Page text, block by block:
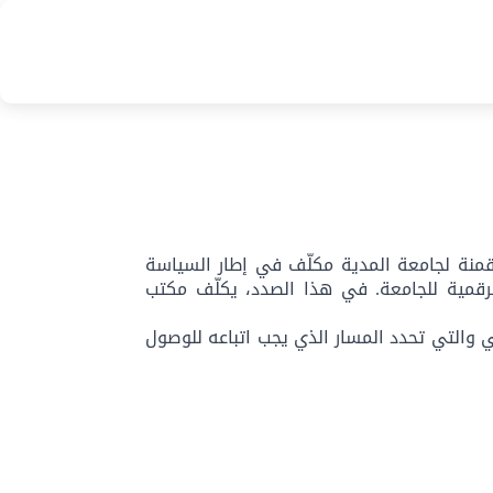
لجامعة المدية مكلّف في إطار السياسة
للجامعة. في هذا الصدد، يكلّف مكتب
والتي تحدد المسار الذي يجب اتباعه للوصول